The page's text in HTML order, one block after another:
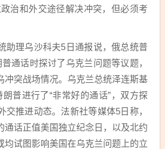
治和外交途径解决冲突，但必须考
助理乌沙科夫5日通报说，俄总统普
通话时探讨了乌克兰问题等议题，
冲突战场情况。乌克兰总统泽连斯基
普进行了“非常好的通话”，双方探
交推进动态。法新社等媒体5日称，
通话正值美国独立纪念日，以及北约
均试图影响美国在乌克兰问题上的立